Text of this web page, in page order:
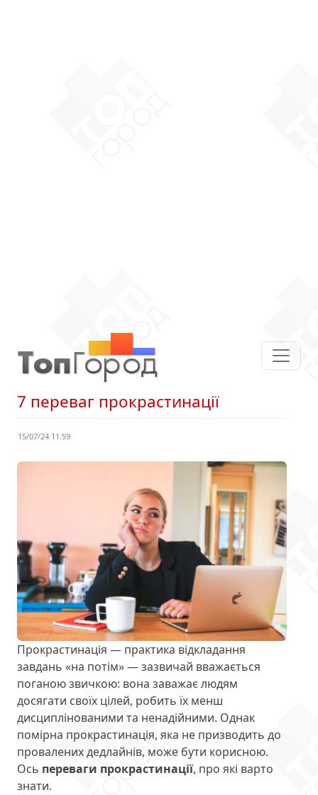
7 переваг прокрастинації
15/07/24 11:59
Прокрастинація — практика відкладання
завдань «на потім» — зазвичай вважається
поганою звичкою: вона заважає людям
досягати своїх цілей, робить їх менш
дисциплінованими та ненадійними. Однак
помірна прокрастинація, яка не призводить до
провалених дедлайнів, може бути корисною.
Ось переваги прокрастинації, про які варто
знати.